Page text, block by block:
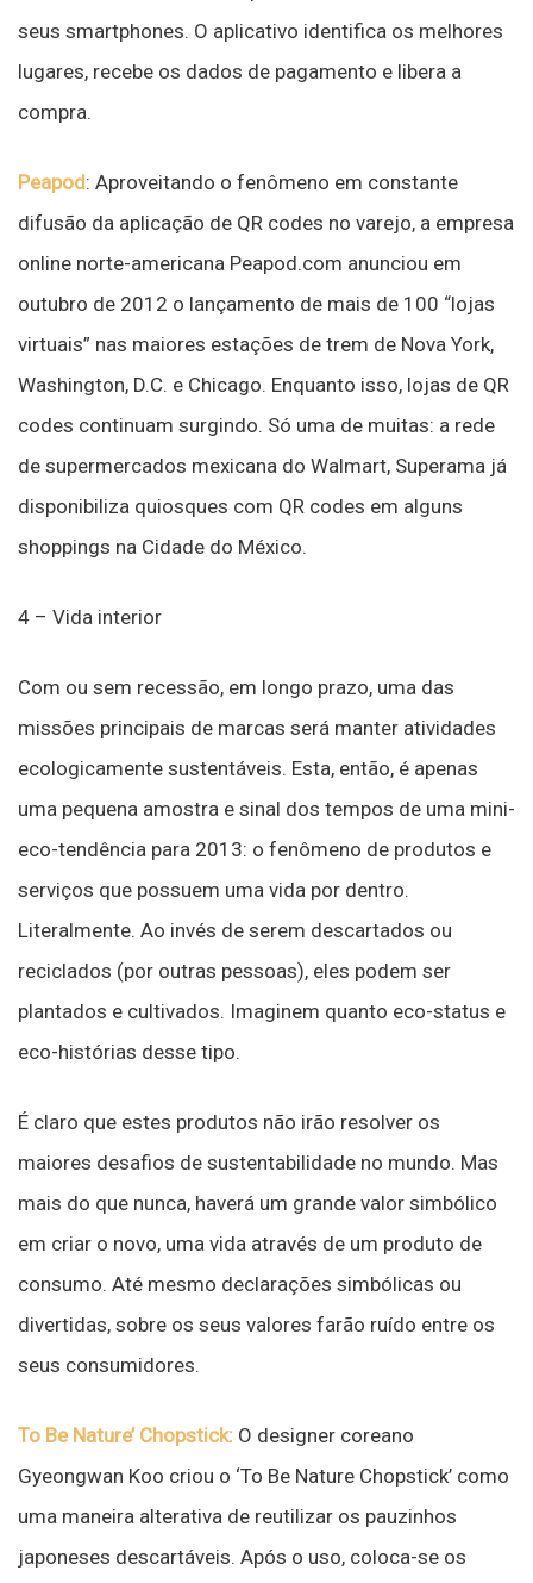
seus smartphones. O aplicativo identifica os melhores
lugares, recebe os dados de pagamento e libera a
compra.
Peapod: Aproveitando o fenômeno em constante
difusão da aplicação de QR codes no varejo, a empresa
online norte-americana Peapod.com anunciou em
outubro de 2012 o lançamento de mais de 100 “lojas
virtuais” nas maiores estações de trem de Nova York,
Washington, D.C. e Chicago. Enquanto isso, lojas de QR
codes continuam surgindo. Só uma de muitas: a rede
de supermercados mexicana do Walmart, Superama já
disponibiliza quiosques com QR codes em alguns
shoppings na Cidade do México.
4 – Vida interior
Com ou sem recessão, em longo prazo, uma das
missões principais de marcas será manter atividades
ecologicamente sustentáveis. Esta, então, é apenas
uma pequena amostra e sinal dos tempos de uma mini-
eco-tendência para 2013: o fenômeno de produtos e
serviços que possuem uma vida por dentro.
Literalmente. Ao invés de serem descartados ou
reciclados (por outras pessoas), eles podem ser
plantados e cultivados. Imaginem quanto eco-status e
eco-histórias desse tipo.
É claro que estes produtos não irão resolver os
maiores desafios de sustentabilidade no mundo. Mas
mais do que nunca, haverá um grande valor simbólico
em criar o novo, uma vida através de um produto de
consumo. Até mesmo declarações simbólicas ou
divertidas, sobre os seus valores farão ruído entre os
seus consumidores.
To Be Nature’ Chopstick: O designer coreano
Gyeongwan Koo criou o ‘To Be Nature Chopstick’ como
uma maneira alterativa de reutilizar os pauzinhos
japoneses descartáveis. Após o uso, coloca-se os